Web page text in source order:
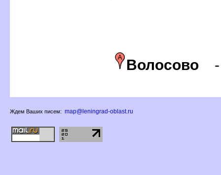
олосово
Ждем Ваших писем: map@leningrad-oblast.ru